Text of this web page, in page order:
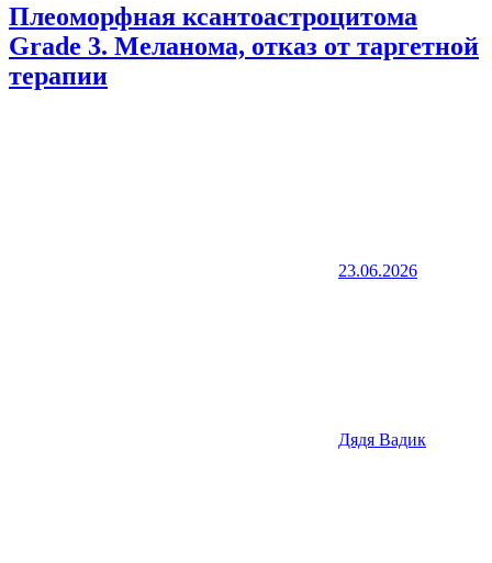
Плеоморфная ксантоастроцитома
Grade 3. Меланома, отказ от таргетной
терапии
23.06.2026
Дядя Вадик